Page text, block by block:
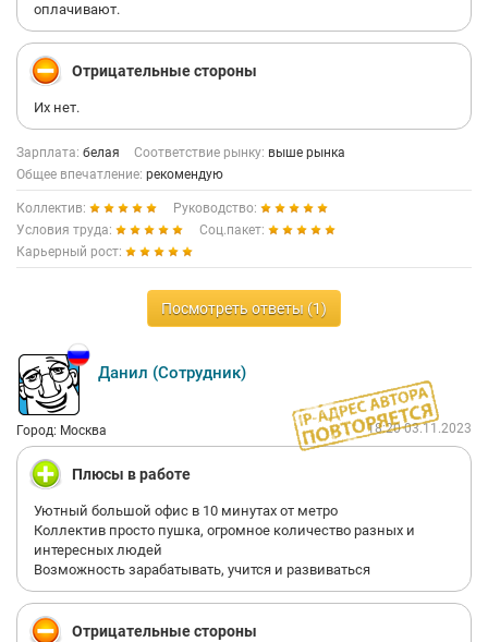
оплачивают.
Отрицательные стороны
Их нет.
Зарплата: белая Соответствие рынку: выше рынка
Общее впечатление: рекомендую
Коллектив:
Руководство:
Условия труда:
Соц.пакет:
Карьерный рост:
Посмотреть ответы (1)
Данил (Сотрудник)
Город: Москва 18:20 03.11.2023
Плюсы в работе
Уютный большой офис в 10 минутах от метро
Коллектив просто пушка, огромное количество разных и
интересных людей
Возможность зарабатывать, учится и развиваться
Отрицательные стороны